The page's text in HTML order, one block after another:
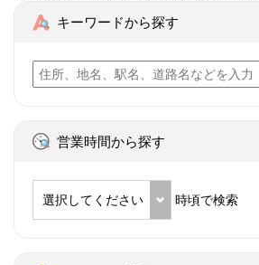
キーワードから探す
営業時間から探す
選択してください 時頃で検索